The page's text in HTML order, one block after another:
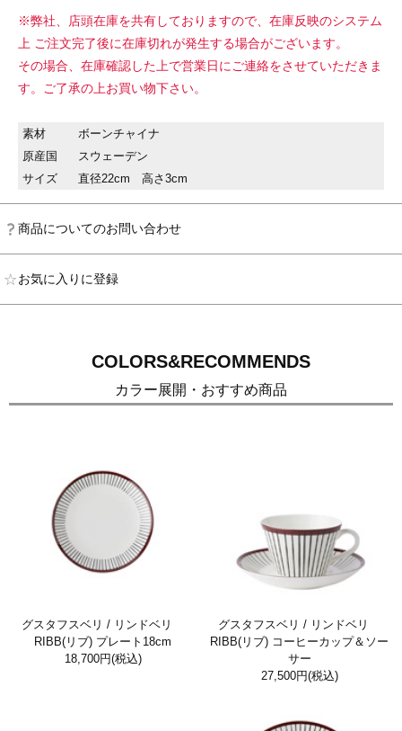
※弊社、店頭在庫を共有しておりますので、在庫反映のシステム
上 ご注文完了後に在庫切れが発生する場合がございます。
その場合、在庫確認した上で営業日にご連絡をさせていただきま
す。ご了承の上お買い物下さい。
素材
ボーンチャイナ
原産国
スウェーデン
サイズ
直径22cm 高さ3cm
商品についてのお問い合わせ
お気に入りに登録
COLORS&RECOMMENDS
カラー展開・おすすめ商品
グスタフスベリ / リンドベリ
RIBB(リブ) プレート18cm
18,700円(税込)
グスタフスベリ / リンドベリ
RIBB(リブ) コーヒーカップ＆ソー
サー
27,500円(税込)